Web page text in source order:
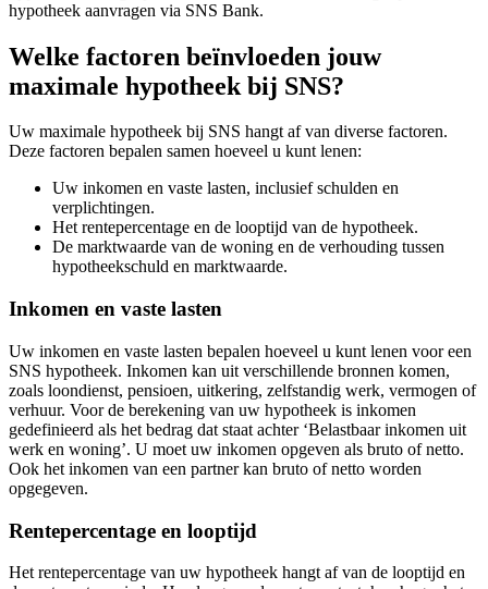
hypotheek aanvragen via SNS Bank.
Welke factoren beïnvloeden jouw
maximale hypotheek bij SNS?
Uw maximale hypotheek bij SNS hangt af van diverse factoren.
Deze factoren bepalen samen hoeveel u kunt lenen:
Uw inkomen en vaste lasten, inclusief schulden en
verplichtingen.
Het rentepercentage en de looptijd van de hypotheek.
De marktwaarde van de woning en de verhouding tussen
hypotheekschuld en marktwaarde.
Inkomen en vaste lasten
Uw inkomen en vaste lasten bepalen hoeveel u kunt lenen voor een
SNS hypotheek. Inkomen kan uit verschillende bronnen komen,
zoals loondienst, pensioen, uitkering, zelfstandig werk, vermogen of
verhuur. Voor de berekening van uw hypotheek is inkomen
gedefinieerd als het bedrag dat staat achter ‘Belastbaar inkomen uit
werk en woning’. U moet uw inkomen opgeven als bruto of netto.
Ook het inkomen van een partner kan bruto of netto worden
opgegeven.
Rentepercentage en looptijd
Het rentepercentage van uw hypotheek hangt af van de looptijd en